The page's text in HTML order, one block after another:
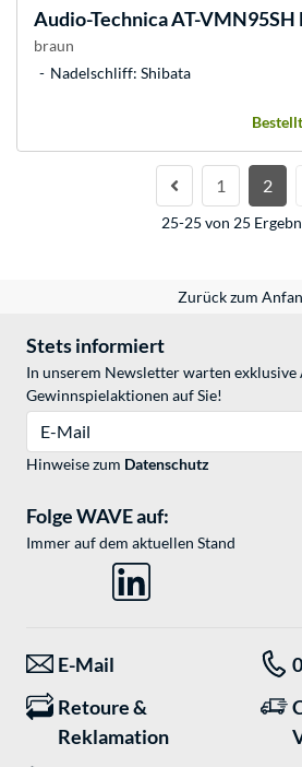
Audio-TechnicaAT-VMN95SH
braun
Nadelschliff: Shibata
1 2
25-25 von 25
Zurück zum
Stets informiert
In unserem Newsletter warten exklusive
Gewinnspielaktionen auf Sie!
Hinweise zum Datenschutz
Folge WAVE auf:
Immer auf dem aktuellen Stand
E-Mail
Retoure &
Reklamation